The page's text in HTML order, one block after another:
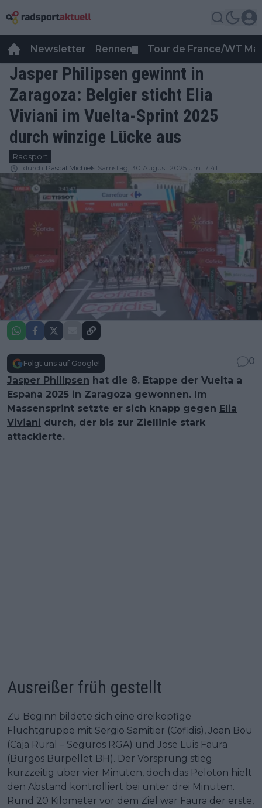
Newsletter Rennen Tour de France/WT
Jasper Philipsen gewinnt in
Zaragoza: Belgier sticht Elia
Viviani im Vuelta-Sprint 2025
durch winzige Lücke aus
Radsport
durch Pascal Michiels Samstag, 30 August 2025 um 17:41
Folgt uns auf Google!
0
Jasper Philipsen hat die 8. Etappe der Vuelta a
España 2025 in Zaragoza gewonnen. Im
Massensprint setzte er sich knapp gegen Elia
Viviani durch, der bis zur Ziellinie stark
attackierte.
Ausreißer früh gestellt
Zu Beginn bildete sich eine dreiköpfige
Fluchtgruppe mit Sergio Samitier (Cofidis), Joan Bou
(Caja Rural – Seguros RGA) und Jose Luis Faura
(Burgos Burpellet BH). Der Vorsprung stieg
kurzzeitig über vier Minuten, doch das Peloton hielt
den Abstand kontrolliert bei unter drei Minuten.
Rund 20 Kilometer vor dem Ziel war Faura der erste,